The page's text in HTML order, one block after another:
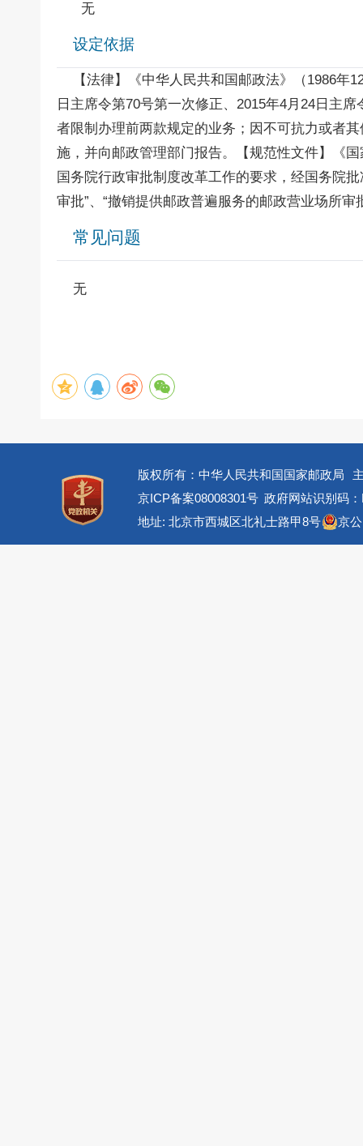
无
设定依据
【法律】《中华人民共和国邮政法》（1986年
日主席令第70号第一次修正、2015年4月24日主
者限制办理前两款规定的业务；因不可抗力或者
施，并向邮政管理部门报告。【规范性文件】《
国务院行政审批制度改革工作的要求，经国务院
审批”、“撤销提供邮政普遍服务的邮政营业场所
常见问题
无
版权所有：中华人民共和国国家邮政局
京ICP备案08008301号 政府网站识别码
地址: 北京市西城区北礼士路甲8号
京